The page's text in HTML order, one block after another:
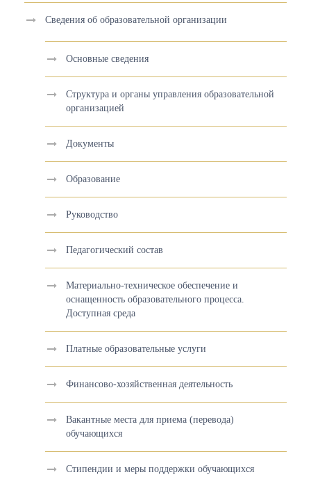
Сведения об образовательной организации
Основные сведения
Структура и органы управления образовательной
организацией
Документы
Образование
Руководство
Педагогический состав
Материально-техническое обеспечение и
оснащенность образовательного процесса.
Доступная среда
Платные образовательные услуги
Финансово-хозяйственная деятельность
Вакантные места для приема (перевода)
обучающихся
Стипендии и меры поддержки обучающихся